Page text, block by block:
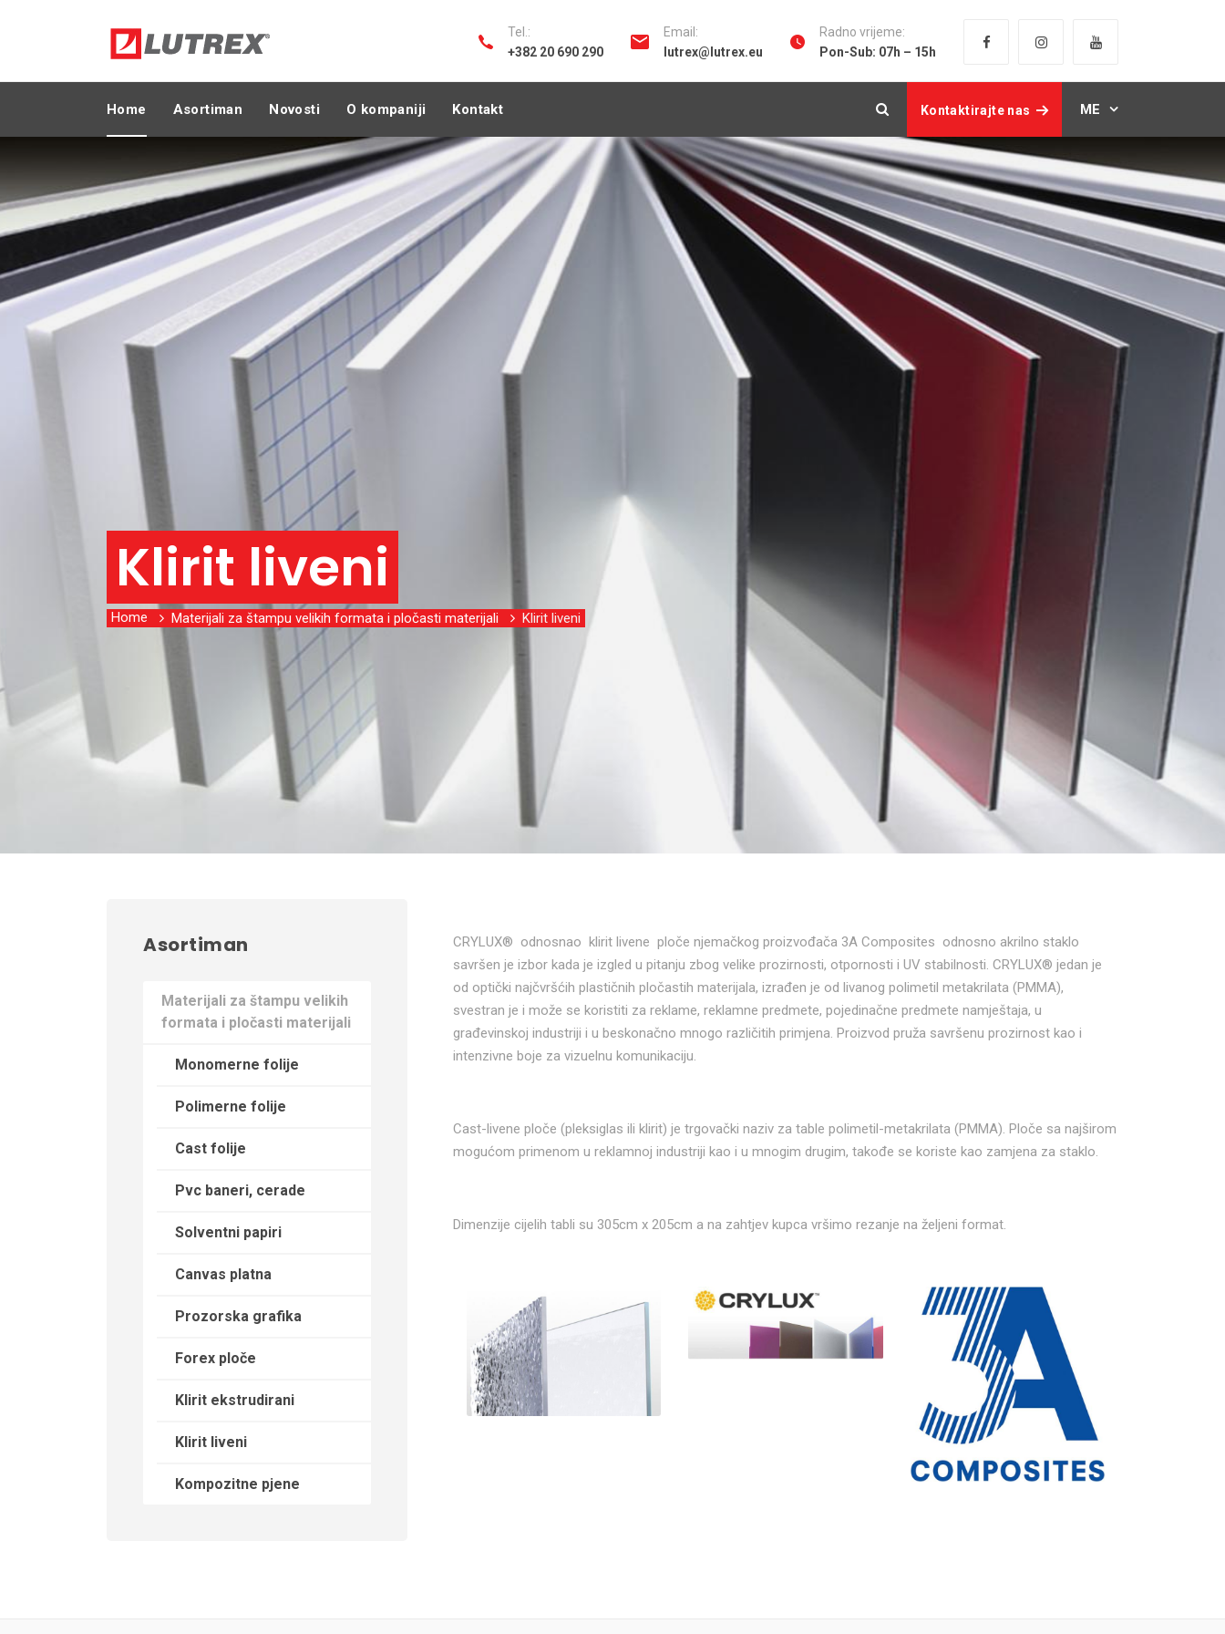
Tel.:
+382 20 690 290
Email:
lutrex@lutrex.eu
Radno vrijeme:
Pon-Sub: 07h – 15h
Home Asortiman Novosti O kompaniji Kontakt Kontaktirajte nas ME
Klirit liveni
Home Materijali za štampu velikih formata i pločasti materijali Klirit liveni
Asortiman
Materijali za štampu velikih
formata i pločasti materijali
Monomerne folije
Polimerne folije
Cast folije
Pvc baneri, cerade
Solventni papiri
Canvas platna
Prozorska grafika
Forex ploče
Klirit ekstrudirani
Klirit liveni
Kompozitne pjene
CRYLUX® odnosnao klirit livene ploče njemačkog proizvođača 3A Composites odnosno akrilno staklo
savršen je izbor kada je izgled u pitanju zbog velike prozirnosti, otpornosti i UV stabilnosti. CRYLUX® jedan je
od optički najčvršćih plastičnih pločastih materijala, izrađen je od livanog polimetil metakrilata (PMMA),
svestran je i može se koristiti za reklame, reklamne predmete, pojedinačne predmete namještaja, u
građevinskoj industriji i u beskonačno mnogo različitih primjena. Proizvod pruža savršenu prozirnost kao i
intenzivne boje za vizuelnu komunikaciju.
Cast-livene ploče (pleksiglas ili klirit) je trgovački naziv za table polimetil-metakrilata (PMMA). Ploče sa najširom
mogućom primenom u reklamnoj industriji kao i u mnogim drugim, takođe se koriste kao zamjena za staklo.
Dimenzije cijelih tabli su 305cm x 205cm a na zahtjev kupca vršimo rezanje na željeni format.